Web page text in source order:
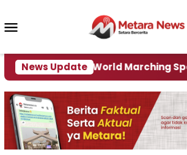
konten
News Update
Rumah World Marching Sport